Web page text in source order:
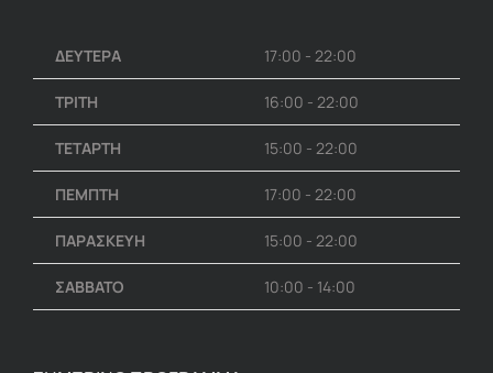
ΔΕΥΤΕΡΑ 17:00 - 22:00
ΤΡΙΤΗ 16:00 - 22:00
ΤΕΤΑΡΤΗ 15:00 - 22:00
ΠΕΜΠΤΗ 17:00 - 22:00
ΠΑΡΑΣΚΕΥΗ 15:00 - 22:00
ΣΑΒΒΑΤΟ 10:00 - 14:00